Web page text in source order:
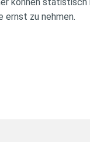
ernst zu nehmen.